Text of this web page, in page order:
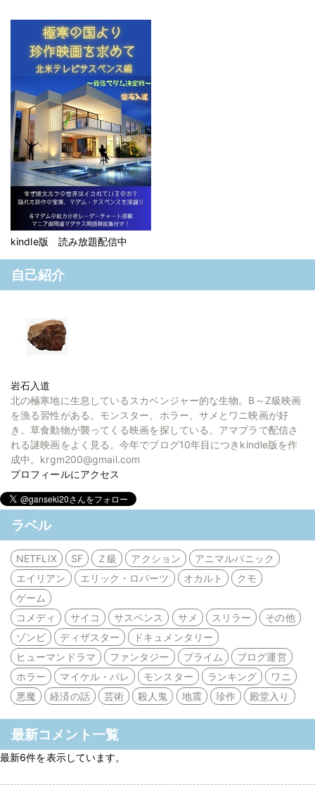
kindle版 読み放題配信中
自己紹介
岩石入道
北の極寒地に生息しているスカベンジャー的な生物。B～Z級映画
を漁る習性がある。モンスター、ホラー、サメとワニ映画が好
き。草食動物が襲ってくる映画を探している。アマプラで配信さ
れる謎映画をよく見る。今年でブログ10年目につきkindle版を作
成中。krgm200@gmail.com
プロフィールにアクセス
ラベル
NETFLIX SF Ｚ級 アクション
アニマルパニック
エイリアン
エリック・ロバーツ オカルト
クモ
ゲーム
コメディ
サイコ サスペンス サメ スリラー
その他
ゾンビ
ディザスター
ドキュメンタリー
ヒューマンドラマ
ファンタジー プライム
ブログ運営
ホラー
マイケル・パレ モンスター ランキング
ワニ
悪魔
経済の話 芸術 殺人鬼 地震 珍作 殿堂入り
最新コメント一覧
最新6件を表示しています。